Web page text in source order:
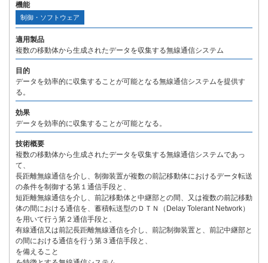
機能
制御・ソフトウェア
適用製品
複数の移動体から生成されたデータを収集する無線通信システム
目的
データを効率的に収集することが可能となる無線通信システムを提供す
る。
効果
データを効率的に収集することが可能となる。
技術概要
複数の移動体から生成されたデータを収集する無線通信システムであっ
て、
長距離無線通信を介し、制御装置が複数の前記移動体におけるデータ転送
の条件を制御する第１通信手段と、
短距離無線通信を介し、前記移動体と中継部との間、又は複数の前記移動
体の間における通信を、蓄積転送型のＤＴＮ（Delay Tolerant Network）
を用いて行う第２通信手段と、
有線通信又は前記長距離無線通信を介し、前記制御装置と、前記中継部と
の間における通信を行う第３通信手段と、
を備えること